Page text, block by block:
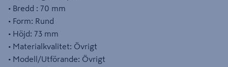
• Bredd : 70 mm
• Form: Rund
• Höjd: 73 mm
• Materialkvalitet: Övrigt
• Modell/Utförande: Övrigt